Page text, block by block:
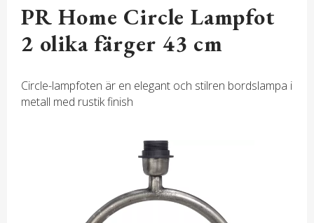
PR Home Circle Lampfot
2 olika färger 43 cm
Circle-lampfoten är en elegant och stilren bordslampa i
metall med rustik finish